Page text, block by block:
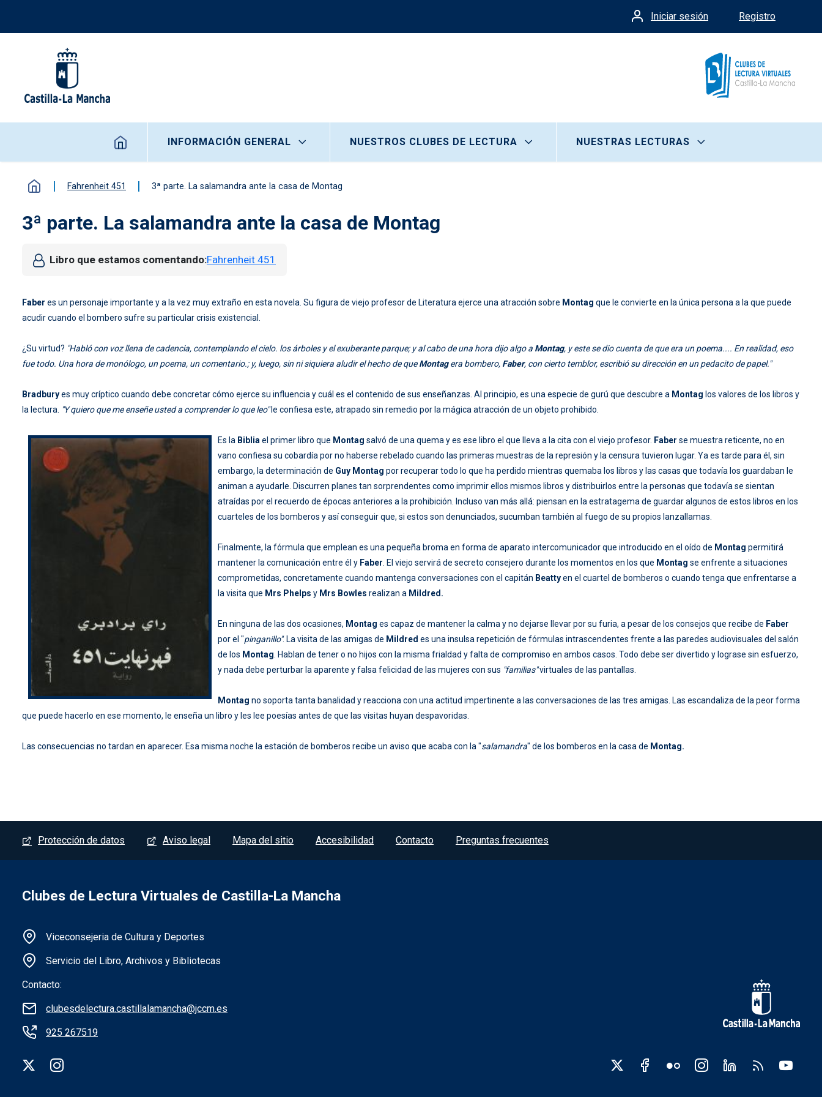
Menú de cuenta de
Iniciar sesión Registro
Navegación principal
INFORMACIÓN GENERAL NUESTROS CLUBES DE LECTURA NUESTRAS LECTURAS
Fahrenheit 451 3ª parte. La salamandra ante la casa de Montag
3ª parte. La salamandra ante la casa de Montag
Libro que estamos comentando Fahrenheit 451
Faber es un personaje importante y a la vez muy extraño en esta novela. Su figura de viejo profesor de Literatura ejerce una atracción sobre Montag que le convierte en la única persona a la que puede
acudir cuando el bombero sufre su particular crisis existencial.
¿Su virtud? "Habló con voz llena de cadencia, contemplando el cielo. los árboles y el exuberante parque; y al cabo de una hora dijo algo a Montag, y este se dio cuenta de que era un poema.... En realidad, eso
fue todo. Una hora de monólogo, un poema, un comentario.; y, luego, sin ni siquiera aludir el hecho de queMontagera bombero, Faber, con cierto temblor, escribió su dirección en un pedacito de papel."
Bradburyes muy críptico cuando debe concretar cómo ejerce su influencia y cuál es el contenido de sus enseñanzas. Al principio, es una especie de gurú que descubre a Montag los valores de los libros y
la lectura. "Y quiero que me enseñe usted a comprender lo que leo"le confiesa este, atrapado sin remedio por la mágica atracción de un objeto prohibido.
Es la Biblia el primer libro que Montag salvó de una quema y es ese libro el que lleva a la cita con el viejo profesor. Faber se muestra reticente, no en
vano confiesa su cobardía por no haberse rebelado cuando las primeras muestras de la represión y la censura tuvieron lugar. Ya es tarde para él, sin
embargo, la determinación de Guy Montag por recuperar todo lo que ha perdido mientras quemaba los libros y las casas que todavía los guardaban le
animan a ayudarle. Discurren planes tan sorprendentes como imprimir ellos mismos libros y distribuirlos entre la personas que todavía se sientan
atraídas por el recuerdo de épocas anteriores a la prohibición. Incluso van más allá: piensan en la estratagema de guardar algunos de estos libros en los
cuarteles de los bomberos y así conseguir que, si estos son denunciados, sucumban también al fuego de su propios lanzallamas.
Finalmente, la fórmula que emplean es una pequeña broma en forma de aparato intercomunicador que introducido en el oído de Montag permitirá
mantener la comunicación entre él y Faber . El viejo servirá de secreto consejero durante los momentos en los que Montag se enfrente a situaciones
comprometidas, concretamente cuando mantenga conversaciones con el capitán Beattyen el cuartel de bomberos o cuando tenga que enfrentarse a
la visita que Mrs Phelps y Mrs Bowles realizan a Mildred.
En ninguna de las dos ocasiones, Montag es capaz de mantener la calma y no dejarse llevar por su furia, a pesar de los consejos que recibe de Faber
por el "pinganillo". La visita de las amigas de Mildred es una insulsa repetición de fórmulas intrascendentes frente a las paredes audiovisuales del salón
de los Montag . Hablan de tener o no hijos con la misma frialdad y falta de compromiso en ambos casos. Todo debe ser divertido y lograse sin esfuerzo,
y nada debe perturbar la aparente y falsa felicidad de las mujeres con sus "familias"virtuales de las pantallas.
Montag no soporta tanta banalidad y reacciona con una actitud impertinente a las conversaciones de las tres amigas. Las escandaliza de la peor forma
que puede hacerlo en ese momento, le enseña un libro y les lee poesías antes de que las visitas huyan despavoridas.
Las consecuencias no tardan en aparecer. Esa misma noche la estación de bomberos recibe un aviso que acaba con la "salamandra" de los bomberos en la casa de Montag.
Menú del pie
Protección de datos Aviso legal Mapa del sitio Accesibilidad Contacto Preguntas frecuentes
Clubes de Lectura Virtuales de Castilla-La Mancha
Información de la institución
Viceconsejeria de Cultura y Deportes
Servicio del Libro, Archivos y Bibliotecas
Contacto:
clubesdelectura.castillalamancha@jccm.es
925 267519
Redes sociales institución Redes sociales JCCM